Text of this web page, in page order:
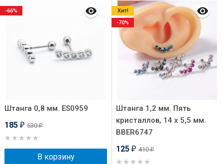
Штанга 0,8 мм. ES0959
185 ₽ 530₽
В корзину
-66%
Штанга 1,2 мм. Пять
кристаллов, 14 х 5,5 мм.
BBER6747
125 ₽ 410₽
Хит!
-70%